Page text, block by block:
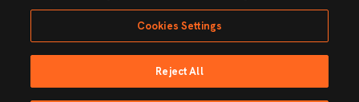
Accessibilitat
Ninguna parte de esta página puede ser reproducida sin el permiso del Valencia
Cookies Settings
Reject All